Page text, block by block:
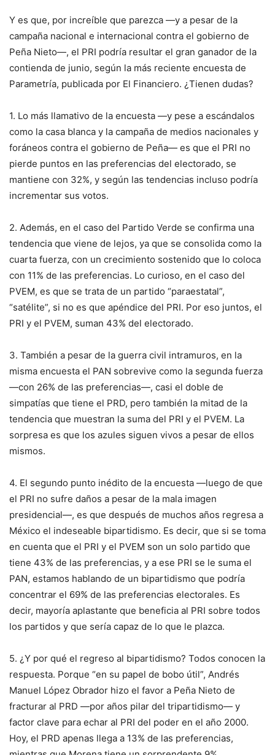
Y es que, por increíble que parezca —y a pesar de la
campaña nacional e internacional contra el gobierno de
Peña Nieto—, el PRI podría resultar el gran ganador de la
contienda de junio, según la más reciente encuesta de
Parametría, publicada por El Financiero. ¿Tienen dudas?
1. Lo más llamativo de la encuesta —y pese a escándalos
como la casa blanca y la campaña de medios nacionales y
foráneos contra el gobierno de Peña— es que el PRI no
pierde puntos en las preferencias del electorado, se
mantiene con 32%, y según las tendencias incluso podría
incrementar sus votos.
2. Además, en el caso del Partido Verde se confirma una
tendencia que viene de lejos, ya que se consolida como la
cuarta fuerza, con un crecimiento sostenido que lo coloca
con 11% de las preferencias. Lo curioso, en el caso del
PVEM, es que se trata de un partido “paraestatal”,
“satélite”, si no es que apéndice del PRI. Por eso juntos, el
PRI y el PVEM, suman 43% del electorado.
3. También a pesar de la guerra civil intramuros, en la
misma encuesta el PAN sobrevive como la segunda fuerza
—con 26% de las preferencias—, casi el doble de
simpatías que tiene el PRD, pero también la mitad de la
tendencia que muestran la suma del PRI y el PVEM. La
sorpresa es que los azules siguen vivos a pesar de ellos
mismos.
4. El segundo punto inédito de la encuesta —luego de que
el PRI no sufre daños a pesar de la mala imagen
presidencial—, es que después de muchos años regresa a
México el indeseable bipartidismo. Es decir, que si se toma
en cuenta que el PRI y el PVEM son un solo partido que
tiene 43% de las preferencias, y a ese PRI se le suma el
PAN, estamos hablando de un bipartidismo que podría
concentrar el 69% de las preferencias electorales. Es
decir, mayoría aplastante que beneficia al PRI sobre todos
los partidos y que sería capaz de lo que le plazca.
5. ¿Y por qué el regreso al bipartidismo? Todos conocen la
respuesta. Porque “en su papel de bobo útil”, Andrés
Manuel López Obrador hizo el favor a Peña Nieto de
fracturar al PRD —por años pilar del tripartidismo— y
factor clave para echar al PRI del poder en el año 2000.
Hoy, el PRD apenas llega a 13% de las preferencias,